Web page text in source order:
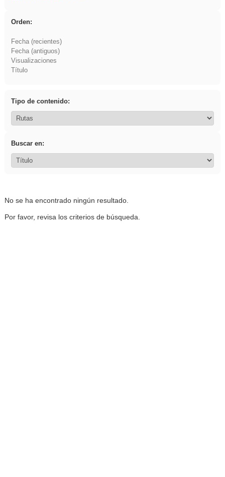
Orden:
Fecha (recientes)
Fecha (antiguos)
Visualizaciones
Título
Tipo de contenido:
Buscar en:
No se ha encontrado ningún resultado.
Por favor, revisa los criterios de búsqueda.